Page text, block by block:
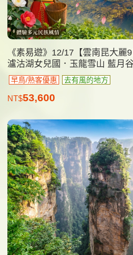
《素易遊》12/17【雲南昆大麗
瀘沽湖女兒國．玉龍雪山 藍月
早鳥/熟客優惠 去有風的地方
NT$53,600